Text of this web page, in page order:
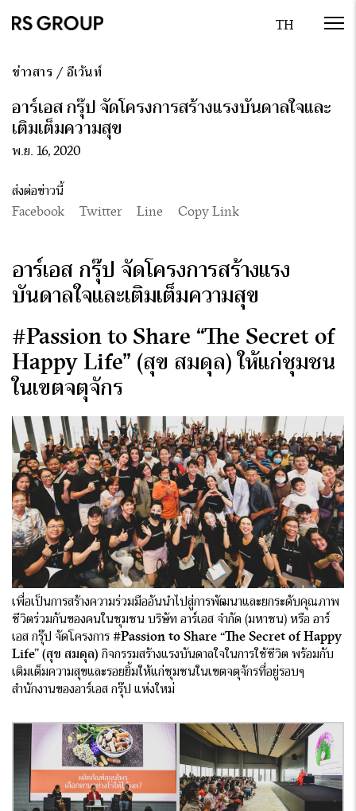
ข่าวสาร / อีเว้นท์
อาร์เอส กรุ๊ป จัดโครงการสร้างแรงบันดาลใจและ
เติมเต็มความสุข
พ.ย. 16, 2020
ส่งต่อข่าวนี้
Facebook
Twitter Line Copy Link
อาร์เอส กรุ๊ป จัดโครงการสร้างแรง
บันดาลใจและเติมเต็มความสุข
#Passion to Share “The Secret of
Happy Life” (สุข สมดุล)ให้แก่ชุมชน
ในเขตจตุจักร
เพื่อเป็นการสร้างความร่วมมืออันนำไปสู่การพัฒนาและยกระดับคุณภาพ
ชีวิตร่วมกันของคนในชุมชน บริษัท อาร์เอส จำกัด (มหาชน) หรือ อาร์
เอส กรุ๊ป จัดโครงการ #Passion to Share “The Secret of Happy
Life” (สุข สมดุล) กิจกรรมสร้างแรงบันดาลใจในการใช้ชีวิต พร้อมกับ
เติมเต็มความสุขและรอยยิ้มให้แก่ชุมชนในเขตจตุจักรที่อยู่รอบๆ
สำนักงานของอาร์เอส กรุ๊ป แห่งใหม่